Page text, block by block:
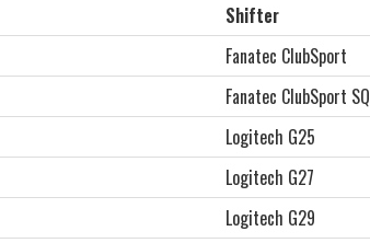
Shifter
Fanatec ClubSport
Fanatec ClubSport SQ
Logitech G25
Logitech G27
Logitech G29